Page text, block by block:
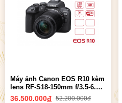
Máy ảnh Canon EOS R10 kèm
lens RF-S18-150mm f/3.5-6.3
IS STM | Chính hãng
36.500.000đ 52.200.000đ